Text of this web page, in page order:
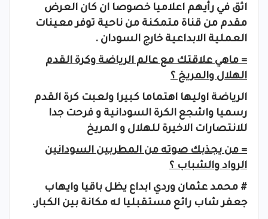
اثق في رأيهم اعلاميا خصوصا ان كان العرض
مقدم من قناة متمكنة من ناحية توفر معينات
العملية الابداعية خارج السودان .
= ماهي علاقتك مع عالم الرياضة وكرة القدم
الهلال والمريخ ؟
الرياضة اوليها اهتماما كبيرا ولعبت كرة القدم
رسميا واشجع الكرة السودانية و فرحت جدا
للانتصارات الاخيرة للهلال و المريخ
= من يجذبك صوته من المطربين السودانين
الرواد والشباب ؟
# محمد عثمان وردي ابداع يظل باقيا وايهاب
جعفر شاب رائع مستقبليا له مكانة بين الكبار.